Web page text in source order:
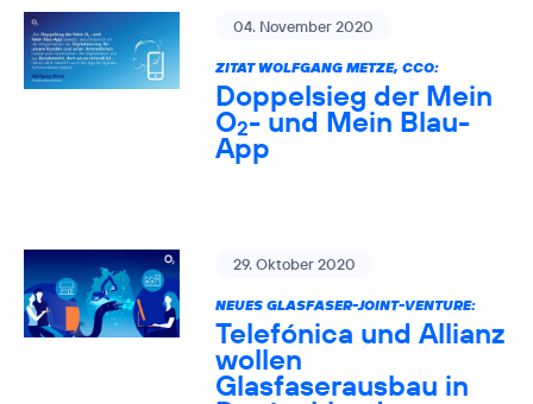
04. November 2020
ZITAT WOLFGANG METZE, CCO:
Doppelsieg der Mein
O2- und Mein Blau-
App
29. Oktober 2020
NEUES GLASFASER-JOINT-VENTURE:
Telefónica und Allianz
wollen
Glasfaserausbau in